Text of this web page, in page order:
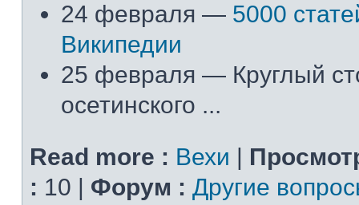
24 февраля — 5000
Википедии
25 февраля — Круглый
осетинского ...
Read more : Вехи |
: 10 | Форум : Другие